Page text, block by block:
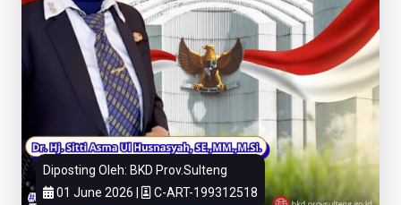
Diposting Oleh: BKD Prov.Sulteng
01 June 2026 |
C-ART-199312518